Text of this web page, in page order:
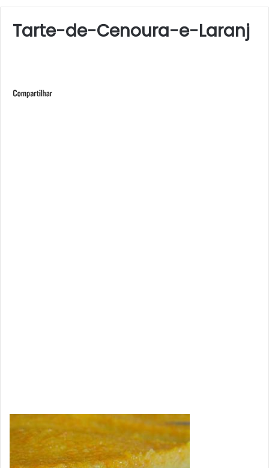
Tarte-de-Cenoura-e-Laranj